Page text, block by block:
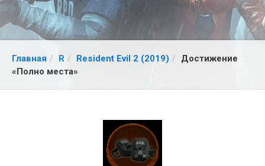
Главная R Resident Evil 2 (2019)
Достижение
«Полно места»